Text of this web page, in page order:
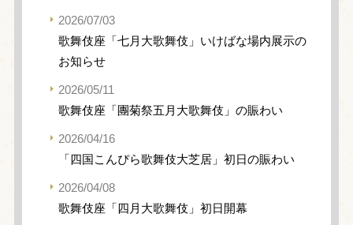
2026/07/03
歌舞伎座「七月大歌舞伎」いけばな場内展示の
お知らせ
2026/05/11
歌舞伎座「團菊祭五月大歌舞伎」の賑わい
2026/04/16
「四国こんぴら歌舞伎大芝居」初日の賑わい
2026/04/08
歌舞伎座「四月大歌舞伎」初日開幕